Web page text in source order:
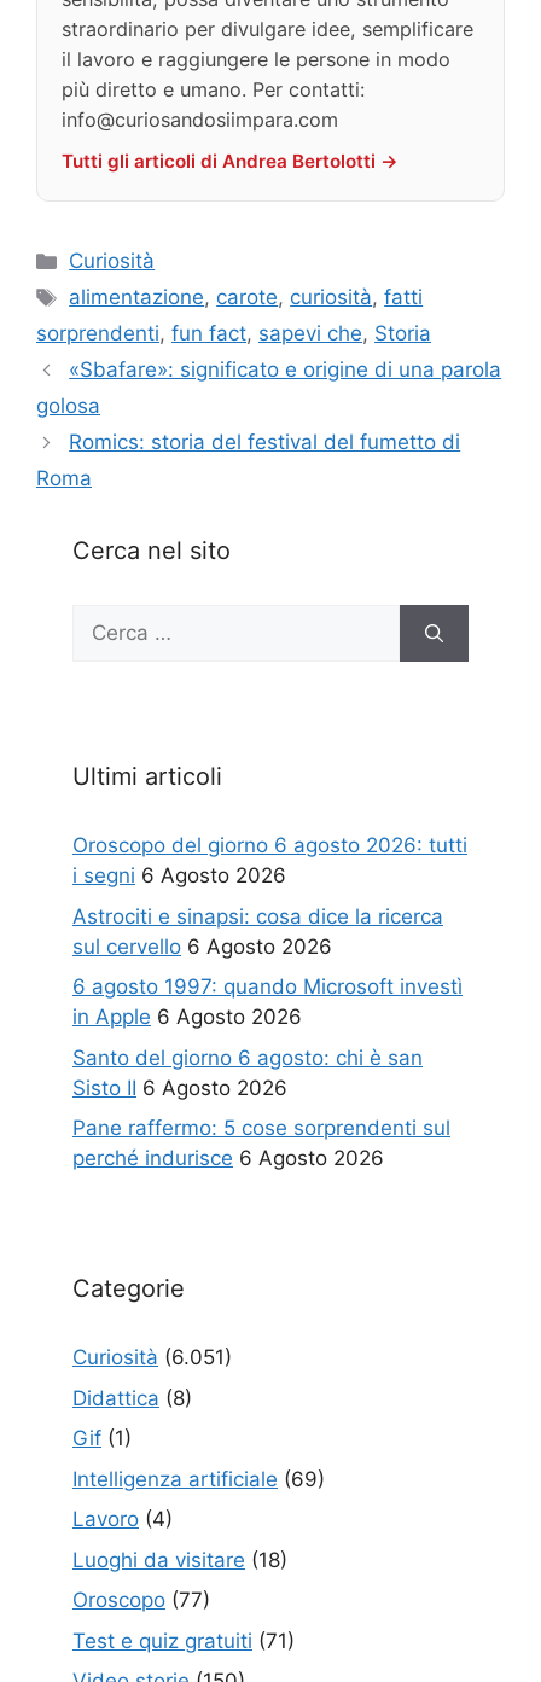
straordinario per divulgare idee, semplificare
il lavoro e raggiungere le persone in modo
più diretto e umano. Per contatti:
info@curiosandosiimpara.com
Tutti gli articoli di Andrea Bertolotti →
Categorie
Curiosità
Tag
alimentazione, carote, curiosità,fatti
sorprendenti, fun fact, sapevi che, Storia
«Sbafare»: significato e origine di una parola
golosa
Romics: storia del festival del fumetto di
Roma
Cerca nel sito
Ricerca
Ultimi articoli
Oroscopo del giorno 6 agosto 2026: tutti
i segni 6 Agosto 2026
Astrociti e sinapsi: cosa dice la ricerca
sul cervello 6 Agosto 2026
6 agosto 1997: quando Microsoft investì
in Apple 6 Agosto 2026
Santo del giorno 6 agosto: chi è san
Sisto II 6 Agosto 2026
Pane raffermo: 5 cose sorprendenti sul
perché indurisce 6 Agosto 2026
Categorie
Curiosità (6.051)
Didattica (8)
Gif (1)
Intelligenza artificiale (69)
Lavoro (4)
Luoghi da visitare (18)
Oroscopo (77)
Test e quiz gratuiti (71)